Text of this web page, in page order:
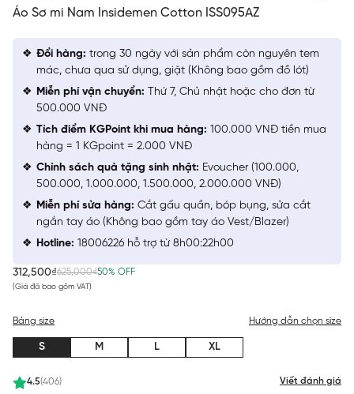
Áo Sơ mi Nam Insidemen Cotton ISS095AZ
312,500₫625,000₫50% OFF
(Giá đã bao gồm VAT)
4.5(406) Viết đánh giá
Bảng size Hướng dẫn chọn size
S M L XL
Đổi hàng: trong 30 ngày với sản phẩm còn nguyên tem
mác, chưa qua sử dụng, giặt (Không bao gồm đồ lót)
Miễn phí vận chuyển: Thứ 7, Chủ nhật hoặc cho đơn từ
500.000 VNĐ
Tích điểm KGPoint khi mua hàng: 100.000 VNĐ tiền mua
hàng = 1 KGpoint = 2.000 VNĐ
Chính sách quà tặng sinh nhật: Evoucher (100.000,
500.000, 1.000.000, 1.500.000, 2.000.000 VNĐ)
Miễn phí sửa hàng: Cắt gấu quần, bóp bụng, sửa cắt
ngắn tay áo (Không bao gồm tay áo Vest/Blazer)
Hotline: 18006226 hỗ trợ từ 8h00:22h00